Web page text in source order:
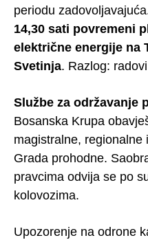
periodu
14,30 sati povremeni
električne energije na
Svetinja. Razlog:
Službe za održavanje
Bosanska Krupa
magistralne, regionalne
Grada prohodne.
pravcima odvija se po
kolovozima.
Upozorenje na odrone